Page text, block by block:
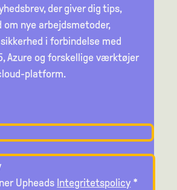
der giver dig tips,
om nye arbejdsmetoder,
i forbindelse med
Azure og forskellige værktøjer
platform.
Upheads Integritetspolicy *